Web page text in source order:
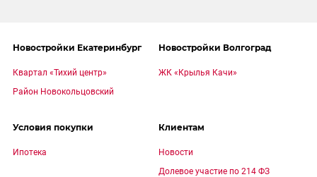
Новостройки Екатеринбург
Квартал «Тихий центр»
Район Новокольцовский
Новостройки Волгоград
ЖК «Крылья Качи»
Условия покупки
Ипотека
Клиентам
Новости
Долевое участие по 214 ФЗ